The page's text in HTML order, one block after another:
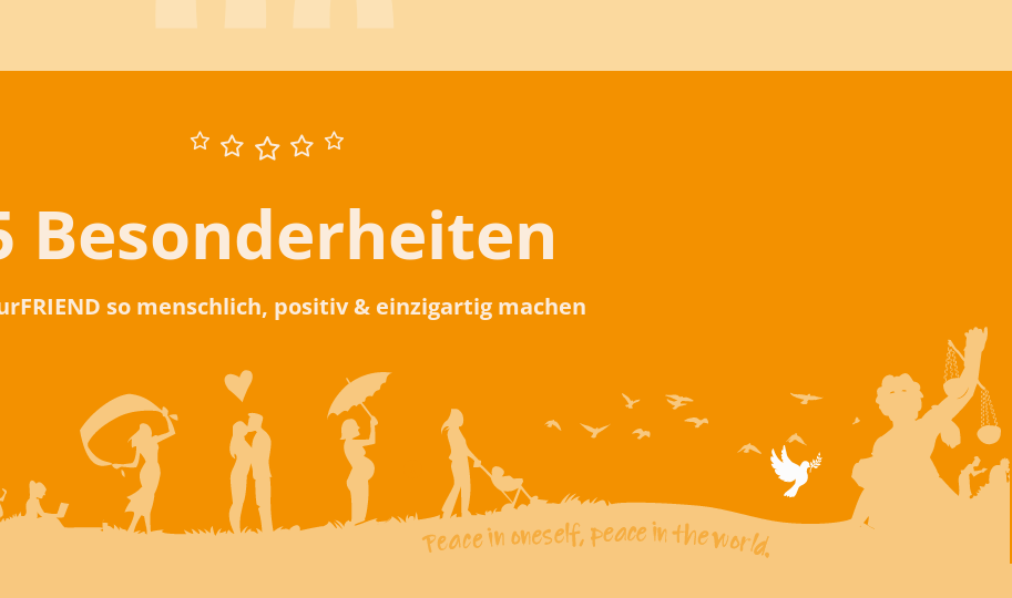
Besonderheiten
so menschlich, positiv & einzigartig machen